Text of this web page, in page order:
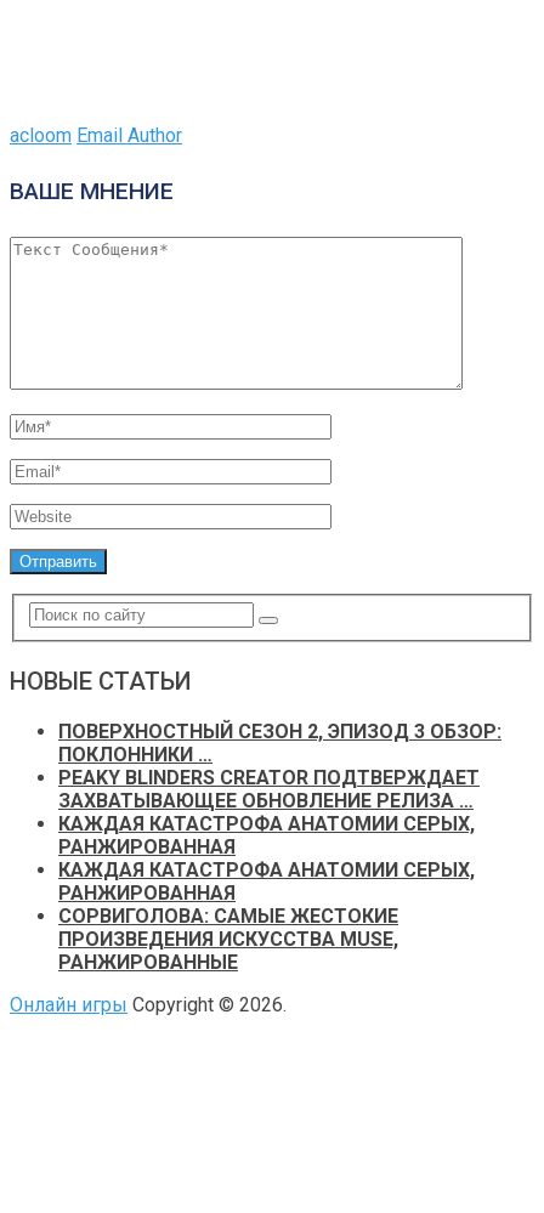
acloom Email Author
ВАШЕ МНЕНИЕ
НОВЫЕ СТАТЬИ
ПОВЕРХНОСТНЫЙ СЕЗОН 2, ЭПИЗОД 3 ОБЗОР:
ПОКЛОННИКИ …
PEAKY BLINDERS CREATOR ПОДТВЕРЖДАЕТ
ЗАХВАТЫВАЮЩЕЕ ОБНОВЛЕНИЕ РЕЛИЗА …
КАЖДАЯ КАТАСТРОФА АНАТОМИИ СЕРЫХ,
РАНЖИРОВАННАЯ
КАЖДАЯ КАТАСТРОФА АНАТОМИИ СЕРЫХ,
РАНЖИРОВАННАЯ
СОРВИГОЛОВА: САМЫЕ ЖЕСТОКИЕ
ПРОИЗВЕДЕНИЯ ИСКУССТВА MUSE,
РАНЖИРОВАННЫЕ
Онлайн игры Copyright © 2026.